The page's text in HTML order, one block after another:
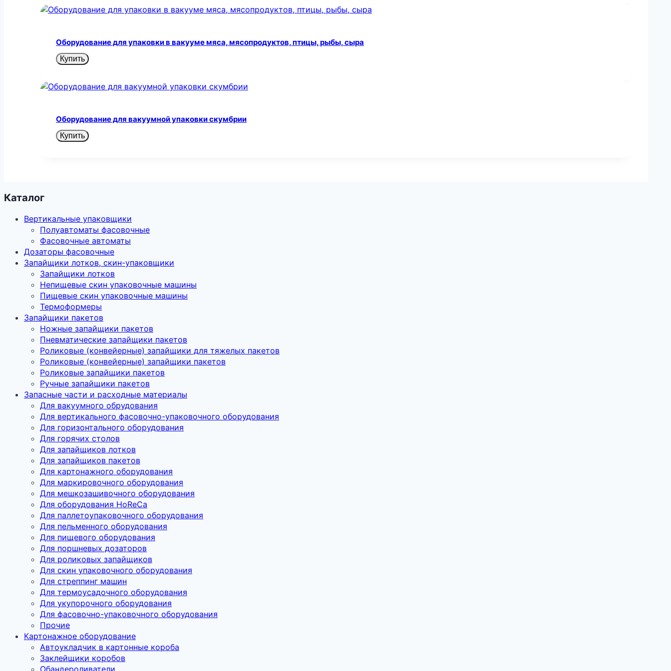
Оборудование для упаковки в вакууме мяса, мясопродуктов, птицы, рыбы, сыра
Купить
Оборудование для вакуумной упаковки скумбрии
Купить
Каталог
Вертикальные упаковщики
Полуавтоматы фасовочные
Фасовочные автоматы
Дозаторы фасовочные
Запайщики лотков, скин-упаковщики
Запайщики лотков
Непищевые скин упаковочные машины
Пищевые скин упаковочные машины
Термоформеры
Запайщики пакетов
Ножные запайщики пакетов
Пневматические запайщики пакетов
Роликовые (конвейерные) запайщики для тяжелых пакетов
Роликовые (конвейерные) запайщики пакетов
Роликовые запайщики пакетов
Ручные запайщики пакетов
Запасные части и расходные материалы
Для вакуумного обрудования
Для вертикального фасовочно-упаковочного оборудования
Для горизонтального оборудования
Для горячих столов
Для запайщиков лотков
Для запайщиков пакетов
Для картонажного оборудования
Для маркировочного оборудования
Для мешкозашивочного оборудования
Для оборудования HoReCa
Для паллетоупаковочного оборудования
Для пельменного оборудования
Для пищевого оборудования
Для поршневых дозаторов
Для роликовых запайщиков
Для скин упаковочного оборудования
Для стреппинг машин
Для термоусадочного оборудования
Для укупорочного оборудования
Для фасовочно-упаковочного оборудования
Прочие
Картонажное оборудование
Автоукладчик в картонные короба
Заклейщики коробов